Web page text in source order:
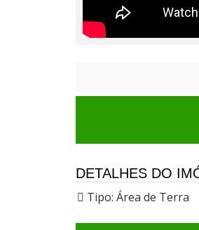
DETALHES DO
Tipo: Área de Terra